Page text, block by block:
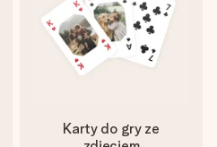
Karty do gry ze